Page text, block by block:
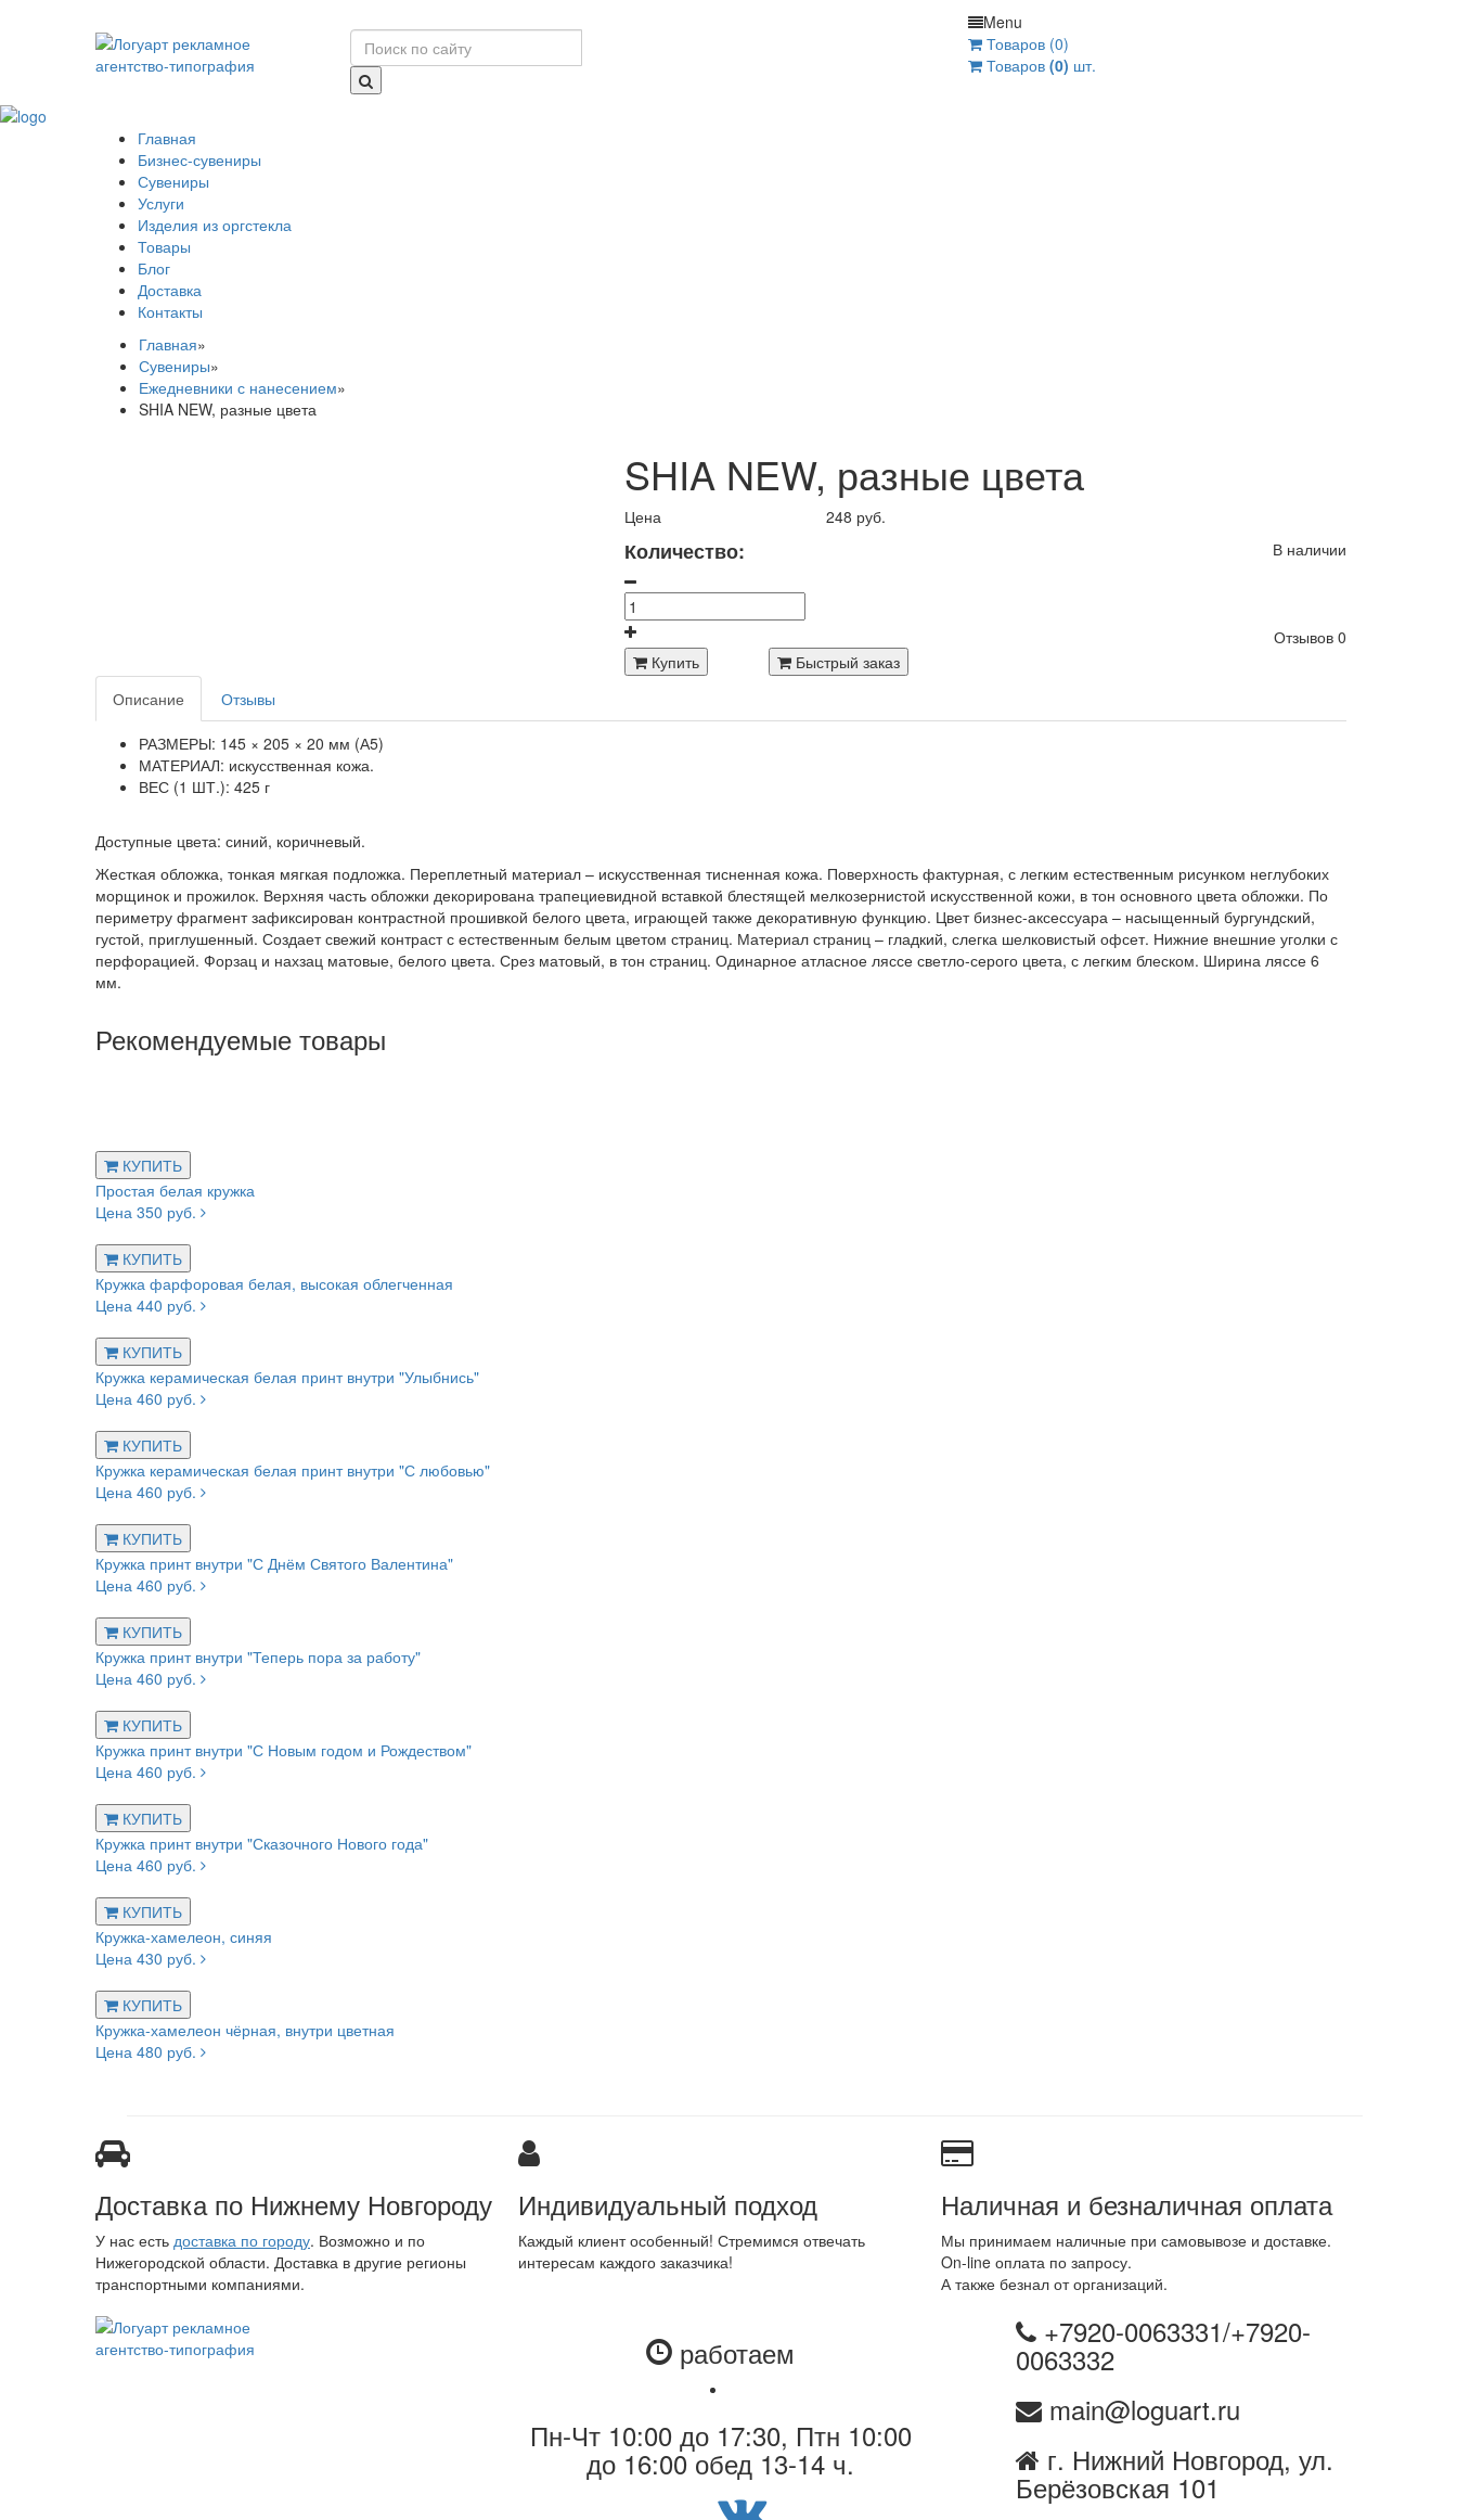
Menu
Товаров (0)
Товаров (0) шт.
Главная
Бизнес-сувениры
Сувениры
Услуги
Изделия из оргстекла
Товары
Блог
Доставка
Контакты
Главная»
Сувениры»
Ежедневники с нанесением»
SHIA NEW, разные цвета
SHIA NEW, разные цвета
Цена
248 руб.
В наличии
Количество:
Отзывов 0
Купить
Быстрый заказ
Описание
Отзывы
РАЗМЕРЫ: 145 × 205 × 20 мм (А5)
МАТЕРИАЛ: искусственная кожа.
ВЕС (1 ШТ.): 425 г
Доступные цвета: синий, коричневый.
Жесткая обложка, тонкая мягкая подложка. Переплетный материал – искусственная тисненная кожа. Поверхность фактурная, с легким естественным рисунком неглубоких
морщинок и прожилок. Верхняя часть обложки декорирована трапециевидной вставкой блестящей мелкозернистой искусственной кожи, в тон основного цвета обложки. По
периметру фрагмент зафиксирован контрастной прошивкой белого цвета, играющей также декоративную функцию. Цвет бизнес-аксессуара – насыщенный бургундский,
густой, приглушенный. Создает свежий контраст с естественным белым цветом страниц. Материал страниц – гладкий, слегка шелковистый офсет. Нижние внешние уголки с
перфорацией. Форзац и нахзац матовые, белого цвета. Срез матовый, в тон страниц. Одинарное атласное ляссе светло-серого цвета, с легким блеском. Ширина ляссе 6
мм.
Рекомендуемые товары
КУПИТЬ
Простая белая кружка
Цена 350 руб.
КУПИТЬ
Кружка фарфоровая белая, высокая облегченная
Цена 440 руб.
КУПИТЬ
Кружка керамическая белая принт внутри "Улыбнись"
Цена 460 руб.
КУПИТЬ
Кружка керамическая белая принт внутри "С любовью"
Цена 460 руб.
КУПИТЬ
Кружка принт внутри "С Днём Святого Валентина"
Цена 460 руб.
КУПИТЬ
Кружка принт внутри "Теперь пора за работу"
Цена 460 руб.
КУПИТЬ
Кружка принт внутри "С Новым годом и Рождеством"
Цена 460 руб.
КУПИТЬ
Кружка принт внутри "Сказочного Нового года"
Цена 460 руб.
КУПИТЬ
Кружка-хамелеон, синяя
Цена 430 руб.
КУПИТЬ
Кружка-хамелеон чёрная, внутри цветная
Цена 480 руб.
Доставка по Нижнему Новгороду
У нас есть доставка по городу. Возможно и по
Нижегородской области. Доставка в другие регионы
транспортными компаниями.
Индивидуальный подход
Каждый клиент особенный! Стремимся отвечать
интересам каждого заказчика!
Наличная и безналичная оплата
Мы принимаем наличные при самовывозе и доставке.
On-line оплата по запросу.
А также безнал от организаций.
работаем
Пн-Чт 10:00 до 17:30, Птн 10:00
до 16:00 обед 13-14 ч.
+7920-0063331/+7920-
0063332
main@loguart.ru
г. Нижний Новгород, ул.
Берёзовская 101